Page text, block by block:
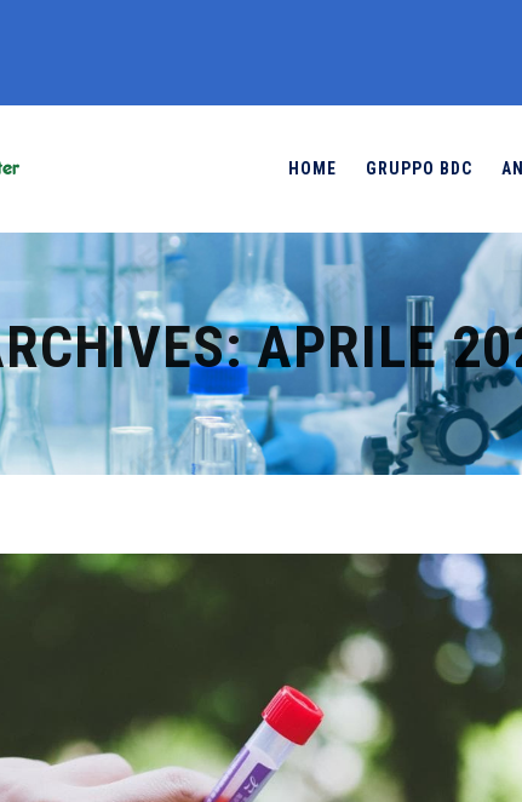
HOME GRUPPO BDC
APRILE